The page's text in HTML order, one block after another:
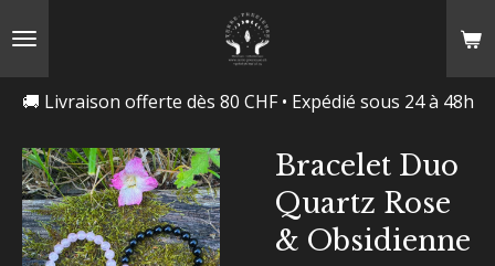
🚚 Livraison offerte dès 80 CHF • Expédié sous 24 à 48h
Bracelet Duo
Quartz Rose
& Obsidienne